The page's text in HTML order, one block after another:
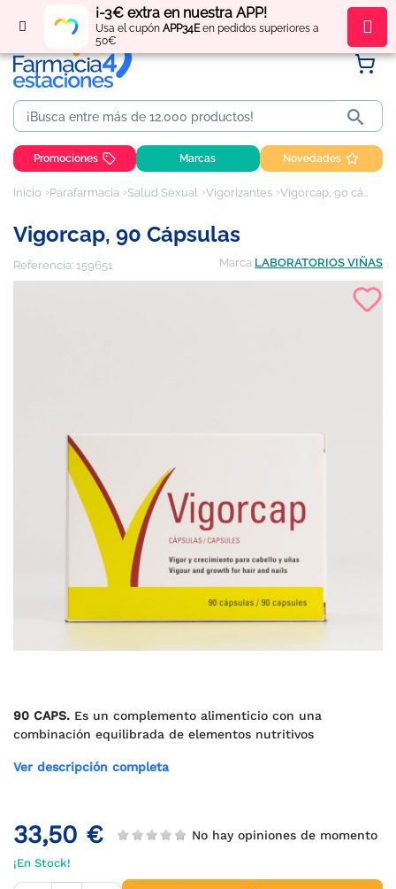
¡-3€ extra en nuestra APP!
Usa el cupón APP34Een pedidos superiores a
50€
Regístratey obténpuntos por tus compras

Promociones Marcas Novedades
Inicio Parafarmacia Salud Sexual Vigorizantes Vigorcap, 90 cápsulas
Vigorcap, 90 Cápsulas
Referencia: 159651 Marca LABORATORIOS VIÑAS
90 CAPS. Es un complemento alimenticio con una
combinación equilibrada de elementos nutritivos
Ver descripción completa
33,50 € No hay opiniones de momento
¡En Stock!